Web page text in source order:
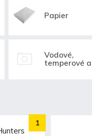
Papier
Vodové,
temperové